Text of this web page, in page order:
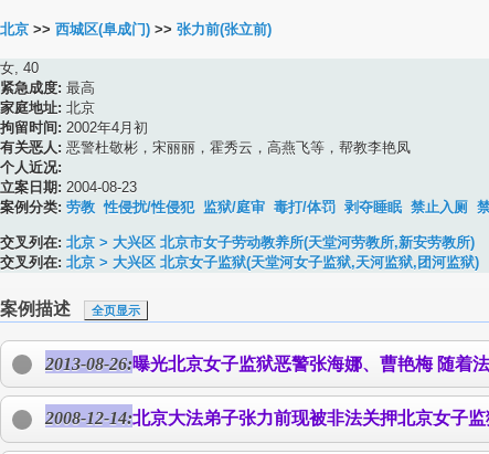
北京 >> 西城区(阜成门) >> 张力前(张立前)
女, 40
紧急成度: 最高
家庭地址: 北京
拘留时间: 2002年4月初
有关恶人: 恶警杜敬彬，宋丽丽，霍秀云，高燕飞等，帮教李艳凤
个人近况:
立案日期: 2004-08-23
案例分类: 劳教 性侵扰/性侵犯 监狱/庭审 毒打/体罚 剥夺睡眠 禁止入厕
交叉列在: 北京 > 大兴区 北京市女子劳动教养所(天堂河劳教所,新安劳教所)
交叉列在: 北京 > 大兴区 北京女子监狱(天堂河女子监狱,天河监狱,团河监狱)
案例描述 全页显示
2013-08-26:曝光北京女子监狱恶警张海娜、曹艳梅 随着法轮功学员十四年来的反迫害以及社会各界的谴责，中共的迫害已经走
2008-12-14:北京大法弟子张力前现被非法关押北京女子监